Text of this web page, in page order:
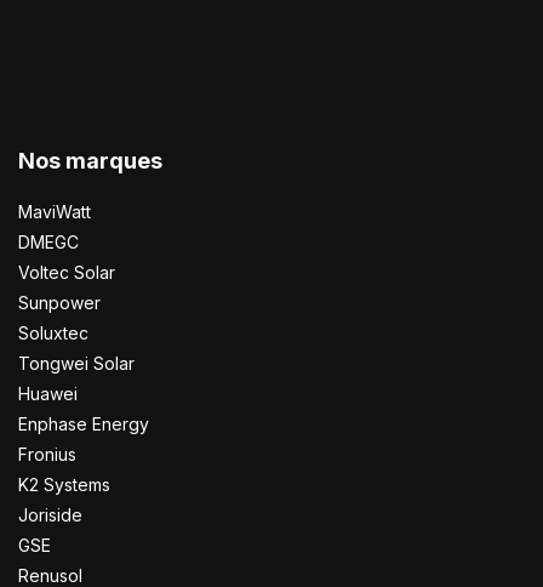
Nos marques
MaviWatt
DMEGC
Voltec Solar
Sunpower
Soluxtec
Tongwei Solar
Huawei
Enphase Energy
Fronius
K2 Systems
Joriside
GSE
Renusol